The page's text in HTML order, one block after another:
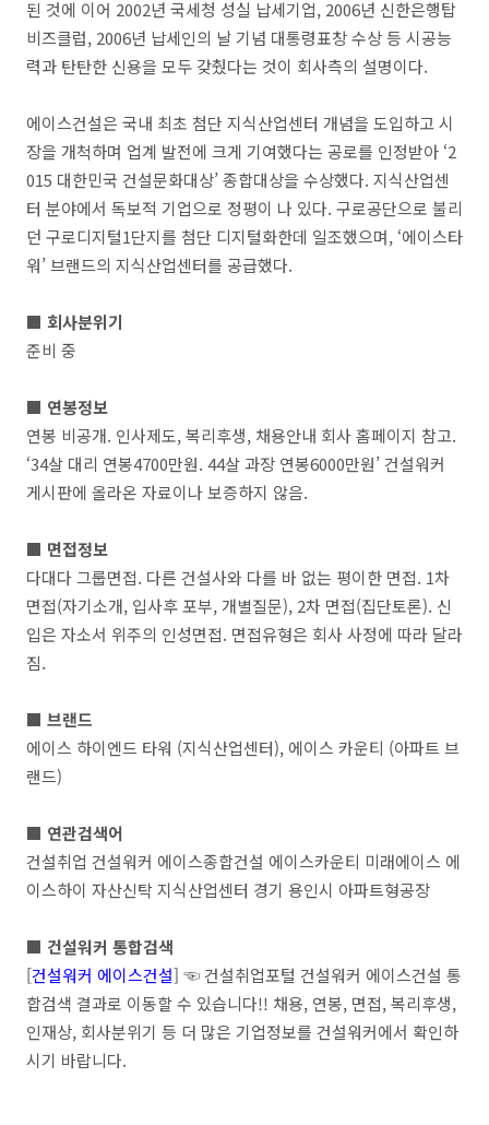
된 것에 이어 2002년 국세청 성실 납세기업, 2006년 신한은행탑
비즈클럽, 2006년 납세인의 날 기념 대통령표창 수상 등 시공능
력과 탄탄한 신용을 모두 갖췄다는 것이 회사측의 설명이다.
에이스건설은 국내 최초 첨단 지식산업센터 개념을 도입하고 시
장을 개척하며 업계 발전에 크게 기여했다는 공로를 인정받아 ‘2
015 대한민국 건설문화대상’ 종합대상을 수상했다. 지식산업센
터 분야에서 독보적 기업으로 정평이 나 있다. 구로공단으로 불리
던 구로디지털1단지를 첨단 디지털화한데 일조했으며, ‘에이스타
워’ 브랜드의 지식산업센터를 공급했다.
■ 회사분위기
준비 중
■ 연봉정보
연봉 비공개. 인사제도, 복리후생, 채용안내 회사 홈페이지 참고.
‘34살 대리 연봉4700만원. 44살 과장 연봉6000만원’ 건설워커
게시판에 올라온 자료이나 보증하지 않음.
■ 면접정보
다대다 그룹면접. 다른 건설사와 다를 바 없는 평이한 면접. 1차
면접(자기소개, 입사후 포부, 개별질문), 2차 면접(집단토론). 신
입은 자소서 위주의 인성면접. 면접유형은 회사 사정에 따라 달라
짐.
■ 브랜드
에이스 하이엔드 타워 (지식산업센터), 에이스 카운티 (아파트 브
랜드)
■ 연관검색어
건설취업 건설워커 에이스종합건설 에이스카운티 미래에이스 에
이스하이 자산신탁 지식산업센터 경기 용인시 아파트형공장
■ 건설워커 통합검색
[건설워커 에이스건설] ☜ 건설취업포털 건설워커 에이스건설 통
합검색 결과로 이동할 수 있습니다!! 채용, 연봉, 면접, 복리후생,
인재상, 회사분위기 등 더 많은 기업정보를 건설워커에서 확인하
시기 바랍니다.